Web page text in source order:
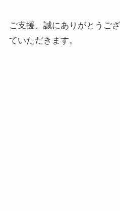
ご支援、誠にありがとうご
ていただきます。